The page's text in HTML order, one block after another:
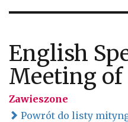
English
Meeting
Zawieszone
Powrót do listy